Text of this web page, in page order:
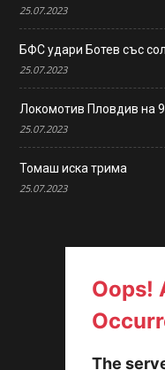
25.07.2023
БФС удари Ботев със
25.07.2023
Локомотив Пловдив на
25.07.2023
Томаш иска трима
25.07.2023